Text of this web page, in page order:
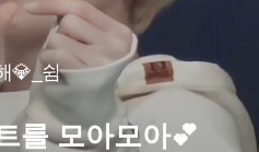
💎_쉼
를 모아모아💕